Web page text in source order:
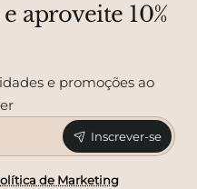
aproveite 10%
e promoções ao
Inscrever-se
de Marketing